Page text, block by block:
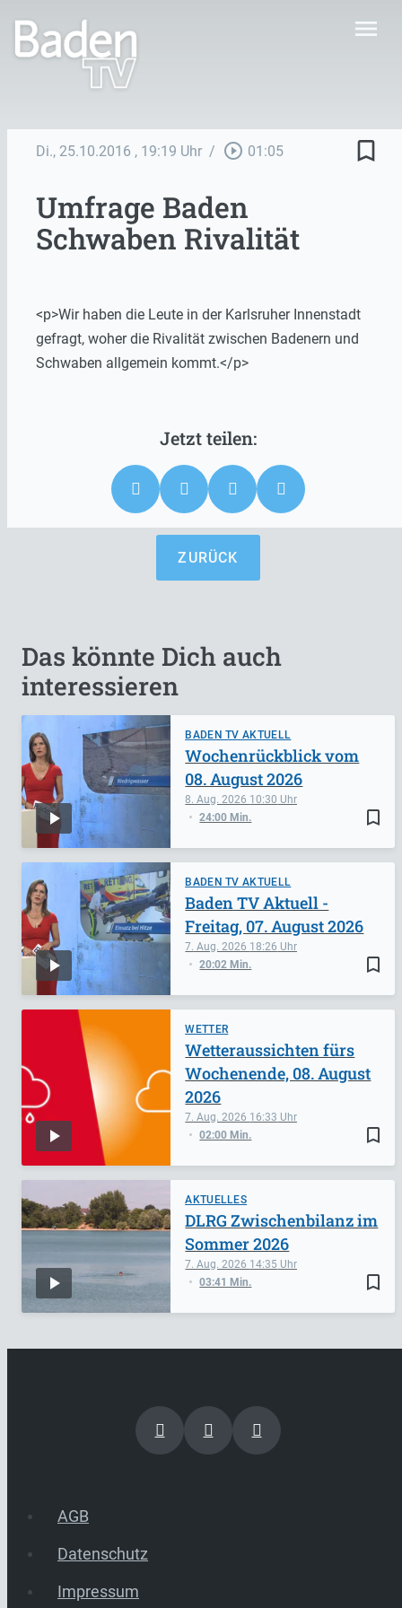
menu
Di., 25.10.2016 , 19:19 Uhr / play_circle_outline 01:05 bookmark_border
Umfrage Baden
Schwaben Rivalität
<p>Wir haben die Leute in der Karlsruher Innenstadt
gefragt, woher die Rivalität zwischen Badenern und
Schwaben allgemein kommt.</p>
ZURÜCK
Das könnte Dich auch
interessieren
BADEN TV AKTUELL
bookmark_border
8. Aug. 2026 10:30
24:00 Min.
Wochenrückblick vom
08. August 2026
BADEN TV AKTUELL
bookmark_border
7. Aug. 2026 18:26
20:02 Min.
Baden TV Aktuell -
Freitag, 07. August 2026
WETTER
bookmark_border
7. Aug. 2026 16:33
02:00 Min.
Wetteraussichten fürs
Wochenende, 08. August
2026
AKTUELLES
bookmark_border
7. Aug. 2026 14:35
03:41 Min.
DLRG Zwischenbilanz im
Sommer 2026
AGB
Datenschutz
Impressum